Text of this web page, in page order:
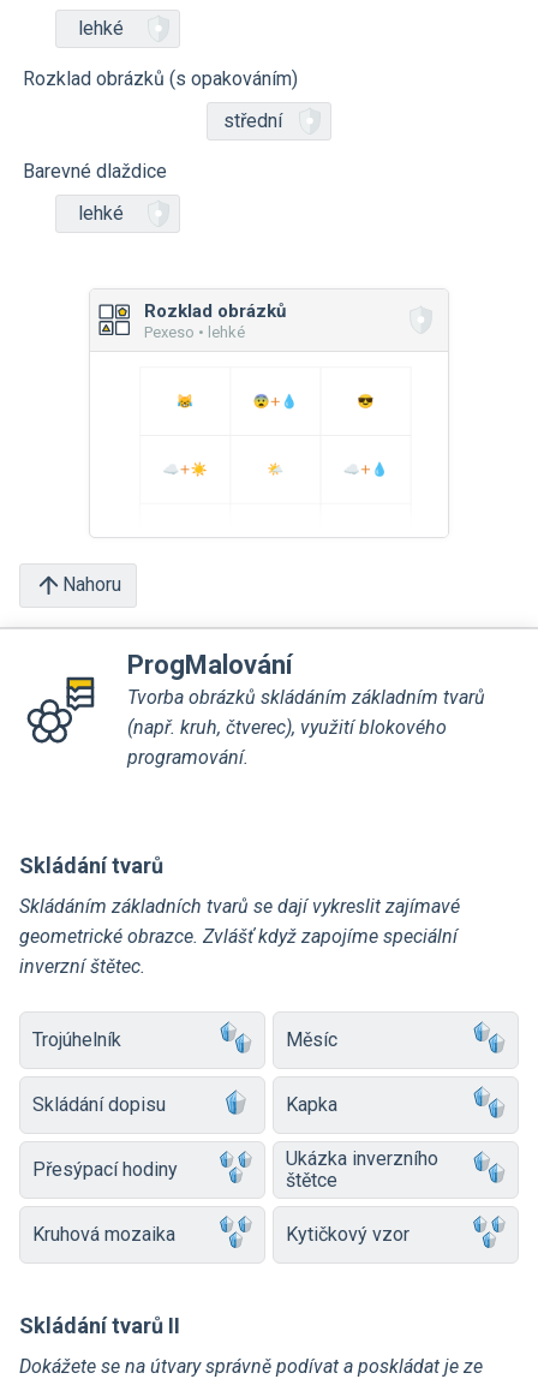
lehké
Rozklad obrázků (s opakováním)
střední
Barevné dlaždice
lehké
Rozklad obrázků
Pexeso • lehké
Nahoru
ProgMalování
Tvorba obrázků skládáním základním tvarů
(např. kruh, čtverec), využití blokového
programování.
Skládání tvarů
Skládáním základních tvarů se dají vykreslit zajímavé
geometrické obrazce. Zvlášť když zapojíme speciální
inverzní štětec.
Trojúhelník Měsíc
Skládání dopisu Kapka
Přesýpací hodiny
Ukázka inverzního
štětce
Kruhová mozaika Kytičkový vzor
Skládání tvarů II
Dokážete se na útvary správně podívat a poskládat je ze